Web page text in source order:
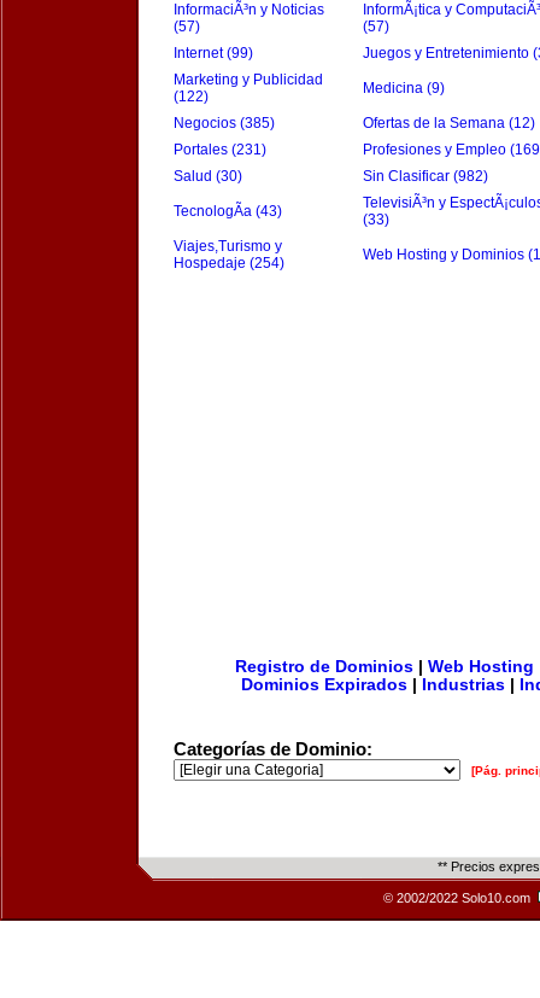
InformaciÃ³n y Noticias
(57)
InformÃ¡tica y
(57)
Internet (99)
Juegos y Entretenimiento
Marketing y Publicidad
(122)
Medicina (9)
Negocios (385)
Ofertas de la Semana (12)
Portales (231)
Profesiones y Empleo
Salud (30)
Sin Clasificar (982)
TecnologÃ­a (43)
TelevisiÃ³n y
(33)
Viajes,Turismo y
Hospedaje (254)
Web Hosting y Dominios
Registro de Dominios| Web Hosting
Dominios Expirados
Industrias
Categorías de Dominio:
[Pág.
** Precios
© 2002/2022 Solo10.com